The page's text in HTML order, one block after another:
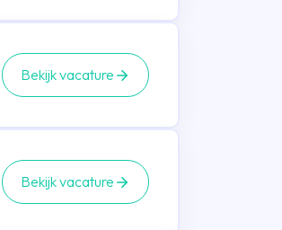
Bekijk vacature
Bekijk vacature